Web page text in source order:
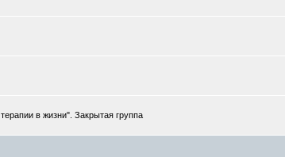
в жизни". Закрытая группа